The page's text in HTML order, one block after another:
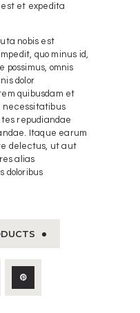
et expedita
nobis est
quo minus id,
possimus, omnis
dolor
quibusdam et
necessitatibus
repudiandae
Itaque earum
delectus, ut aut
alias
doloribus